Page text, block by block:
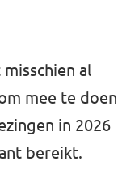
al
mee te doen
in 2026
bereikt.